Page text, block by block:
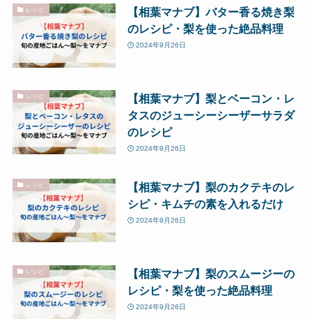
レシピ
【相葉マナブ】バター香る焼き梨
のレシピ・梨を使った絶品料理
2024年9月26日
レシピ
【相葉マナブ】梨とベーコン・レ
タスのジューシーシーザーサラダ
のレシピ
2024年9月26日
レシピ
【相葉マナブ】梨のカクテキのレ
シピ・キムチの素を入れるだけ
2024年9月26日
レシピ
【相葉マナブ】梨のスムージーの
レシピ・梨を使った絶品料理
2024年9月26日